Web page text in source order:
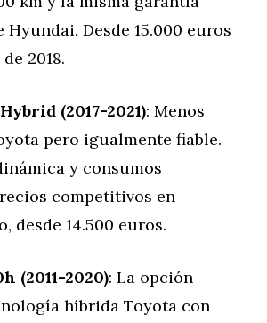
Hyundai. Desde 15.000 euros
2018.
(2017-2021): Menos
pero igualmente fiable.
y consumos
competitivos en
desde 14.500 euros.
(2011-2020): La opción
híbrida Toyota con